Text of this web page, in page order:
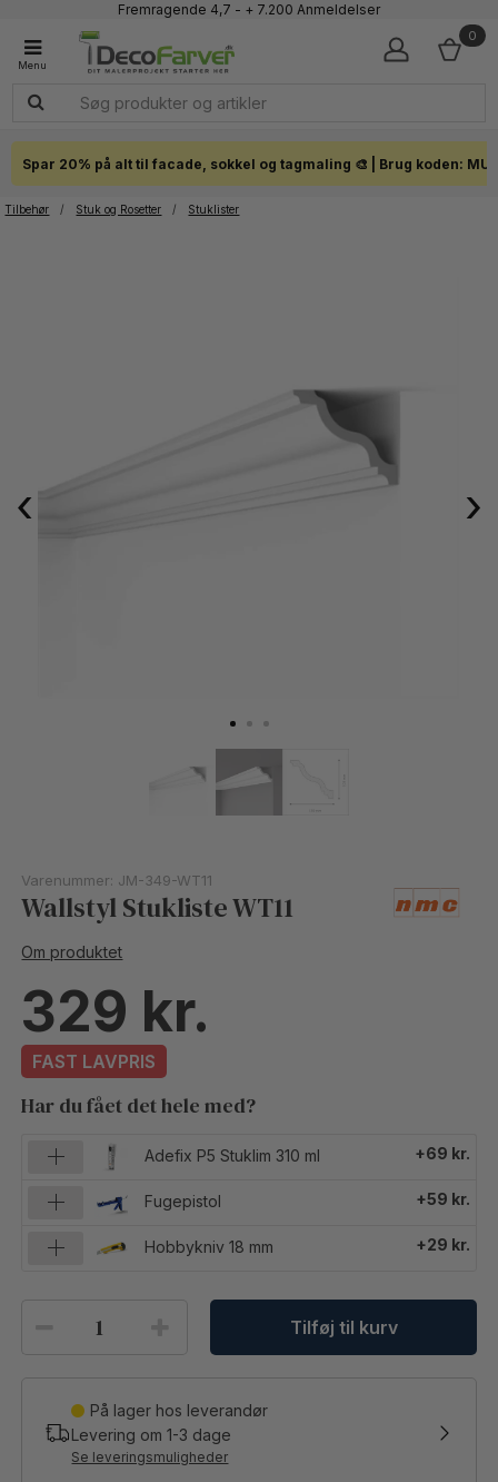
Fremragende 4,7 - + 7.200 Anmeldelser
1-3 dages levering
Click & Collect i hele landet
0
Spar 20% på alt til facade, sokkel og tagmaling 🎨 | Brug koden:
Tilbehør / Stuk og Rosetter / Stuklister
‹ ›
Varenummer: JM-349-WT11
Wallstyl Stukliste WT11
Om produktet
329
FAST LAVPRIS
Har du fået det hele med?
Adefix P5 Stuklim 310 ml +69 kr.
Fugepistol +59 kr.
Hobbykniv 18 mm +29 kr.
Tilføj til kurv
På lager hos leverandør
Levering om1-3 dage
Se leveringsmuligheder